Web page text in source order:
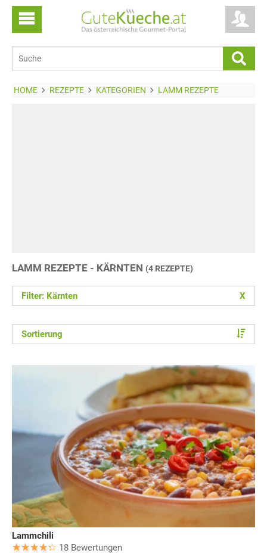
HOME REZEPTE KATEGORIEN LAMM REZEPTE
LAMM REZEPTE - KÄRNTEN (4 REZEPTE)
Filter: Kärnten X
Sortierung
Lammchili
18 Bewertungen